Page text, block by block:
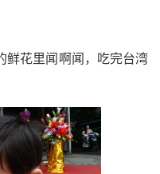
鲜花里闻啊闻，吃完台湾